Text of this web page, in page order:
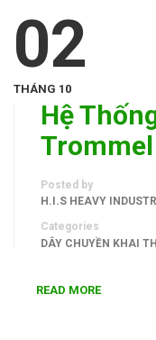
02
THÁNG 10
Hệ
Posted by
H.I.S HEAVY
Categories
DÂY CHUYỀN KHAI
READ MORE